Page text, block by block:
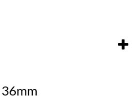
36mm